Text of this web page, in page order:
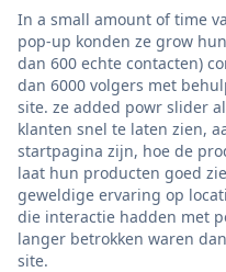
In a small amount of time
pop-up konden ze grow
dan 600 echte contacten)
dan 6000 volgers met
site. ze added powr slider
klanten snel te laten zien,
startpagina zijn, hoe de
laat hun producten goed
geweldige ervaring op
die interactie hadden met
langer betrokken waren
site.